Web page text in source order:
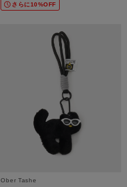
さらに10%OFF
Ober Tashe